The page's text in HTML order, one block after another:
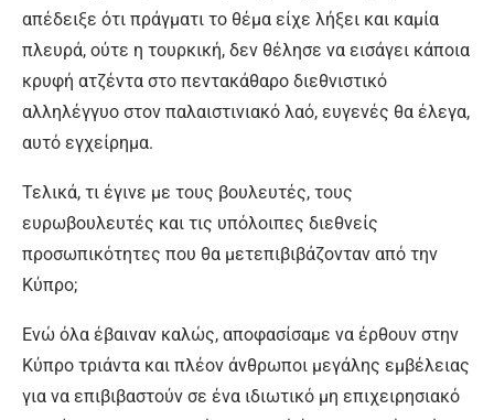
απέδειξε ότι πράγματι το θέμα είχε λήξει και καμία
πλευρά, ούτε η τουρκική, δεν θέλησε να εισάγει κάποια
κρυφή ατζέντα στο πεντακάθαρο διεθνιστικό
αλληλέγγυο στον παλαιστινιακό λαό, ευγενές θα έλεγα,
αυτό εγχείρημα.
Τελικά, τι έγινε με τους βουλευτές, τους
ευρωβουλευτές και τις υπόλοιπες διεθνείς
προσωπικότητες που θα μετεπιβιβάζονταν από την
Κύπρο;
Ενώ όλα έβαιναν καλώς, αποφασίσαμε να έρθουν στην
Κύπρο τριάντα και πλέον άνθρωποι μεγάλης εμβέλειας
για να επιβιβαστούν σε ένα ιδιωτικό μη επιχειρησιακό